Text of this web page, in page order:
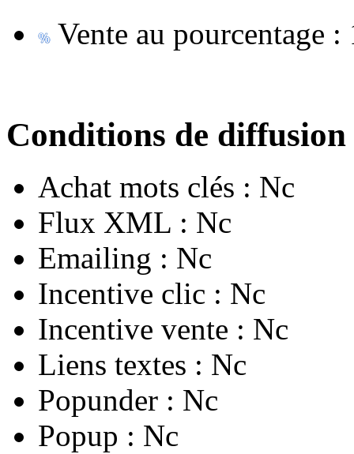
Vente au pourcentage :
Conditions de diffusion
Achat mots clés : Nc
Flux XML : Nc
Emailing : Nc
Incentive clic : Nc
Incentive vente : Nc
Liens textes : Nc
Popunder : Nc
Popup : Nc